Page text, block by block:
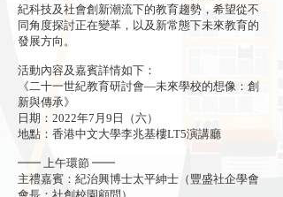
紀科技及社會創新潮流下的教育趨勢，希望從不
同角度探討正在變革，以及新常態下未來教育的
發展方向。
活動內容及嘉賓詳情如下：
《二十一世紀教育研討會—未來學校的想像：創
新與傳承》
日期：2022年7月9日（六）
地點：香港中文大學李兆基樓LT5演講廳
━━ 上午環節 ━━
主禮嘉賓：紀治興博士太平紳士（豐盛社企學會
會長；社創校園顧問）